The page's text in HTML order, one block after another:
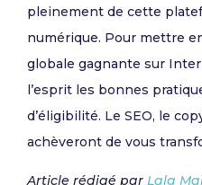
pleinement de cette
numérique. Pour mettre
globale gagnante sur
l’esprit les bonnes
d’éligibilité. Le SEO, le
achèveront de vous
Article rédigé par Lala